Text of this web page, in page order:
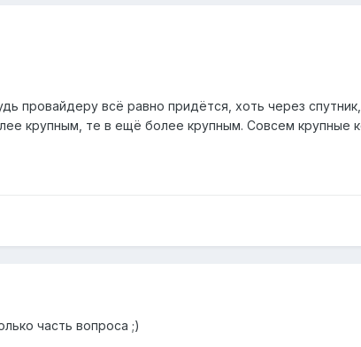
провайдеру всё равно придётся, хоть через
крупным, те в ещё более крупным. Совсем крупные
часть вопроса ;)